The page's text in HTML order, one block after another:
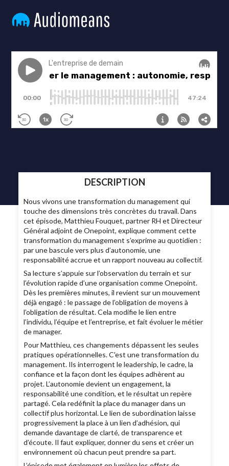
DESCRIPTION
Nous vivons une transformation du management qui
touche des dimensions très concrètes du travail. Dans
cet épisode, Matthieu Fouquet, partner RH et Directeur
Général adjoint de Onepoint, explique comment cette
transformation du management s’exprime au quotidien :
par une bascule vers plus d’autonomie, une
responsabilité accrue et un rapport nouveau au collectif.
Sa lecture s’appuie sur l’observation du terrain et sur
l’évolution rapide d’une organisation comme Onepoint.
Dès les premières minutes, il revient sur un mouvement
déjà engagé : le passage de l’obligation de moyens à
l’obligation de résultat. Cela modifie le lien entre
l’individu, l’équipe et l’entreprise, et fait évoluer le métier
de manager.
Pour Matthieu, ces changements dépassent les seules
pratiques opérationnelles. C'est une transformation du
management. Ils interrogent le leadership, le cadre, la
confiance et la façon dont les équipes adhèrent au
projet. L’autonomie devient un engagement, la
responsabilité une condition, et le résultat un repère
partagé. Cela redéfinit la place du manager dans un
collectif plus horizontal. Le lien de subordination laisse
progressivement la place à un lien d’adhésion, qui
demande davantage de clarté, de transparence et
d’écoute. Il faut expliquer, donner du sens et créer un
environnement où chacun peut prendre sa part.